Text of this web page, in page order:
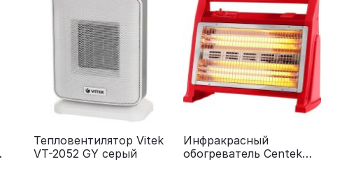
Тепловентилятор Vitek
VT-2052 GY серый
Инфракрасный
обогреватель Centek